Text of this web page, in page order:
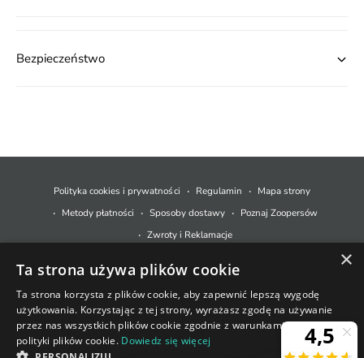
Ostatnie sztuki!
Bezpieczeństwo
e
y
p
ł
a
t
© 2026,Zoopers.pl. Technologia Shopify
Polityka cookies i prywatności Regulamin
Mapa strony
Metody płatności
Sposoby dostawy
Poznaj Zoopersów
Zwroty i Reklamacje
+48 733 550 021
sklep@zoopers.pl
×
Ta strona używa plików cookie
Ta strona korzysta z plików cookie, aby zapewnić lepszą wygodę
użytkowania. Korzystając z tej strony, wyrażasz zgodę na używanie
przez nas wszystkich plików cookie zgodnie z warunkami naszej
polityki plików cookie. Dowiedz się więcej